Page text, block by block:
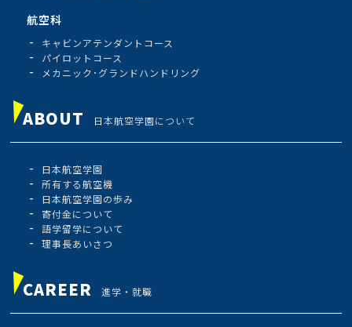
航空科
キャビンアテンダントコース
パイロットコース
メカニック･グランドハンドリング
ABOUT 日本航空学園について
日本航空学園
所有する航空機
日本航空学園の歩み
寄付金について
語学留学について
理事長あいさつ
CAREER 進学・就職